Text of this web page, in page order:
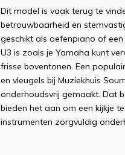
Dit model is vaak terug te
betrouwbaarheid en
geschikt als oefenpiano of
U3 is zoals je Yamaha kunt
frisse boventonen. Een
en vleugels bij Muziekhuis
onderhoudsvrij gemaakt. Dat
bieden het aan om een kijkje
instrumenten zorgvuldig